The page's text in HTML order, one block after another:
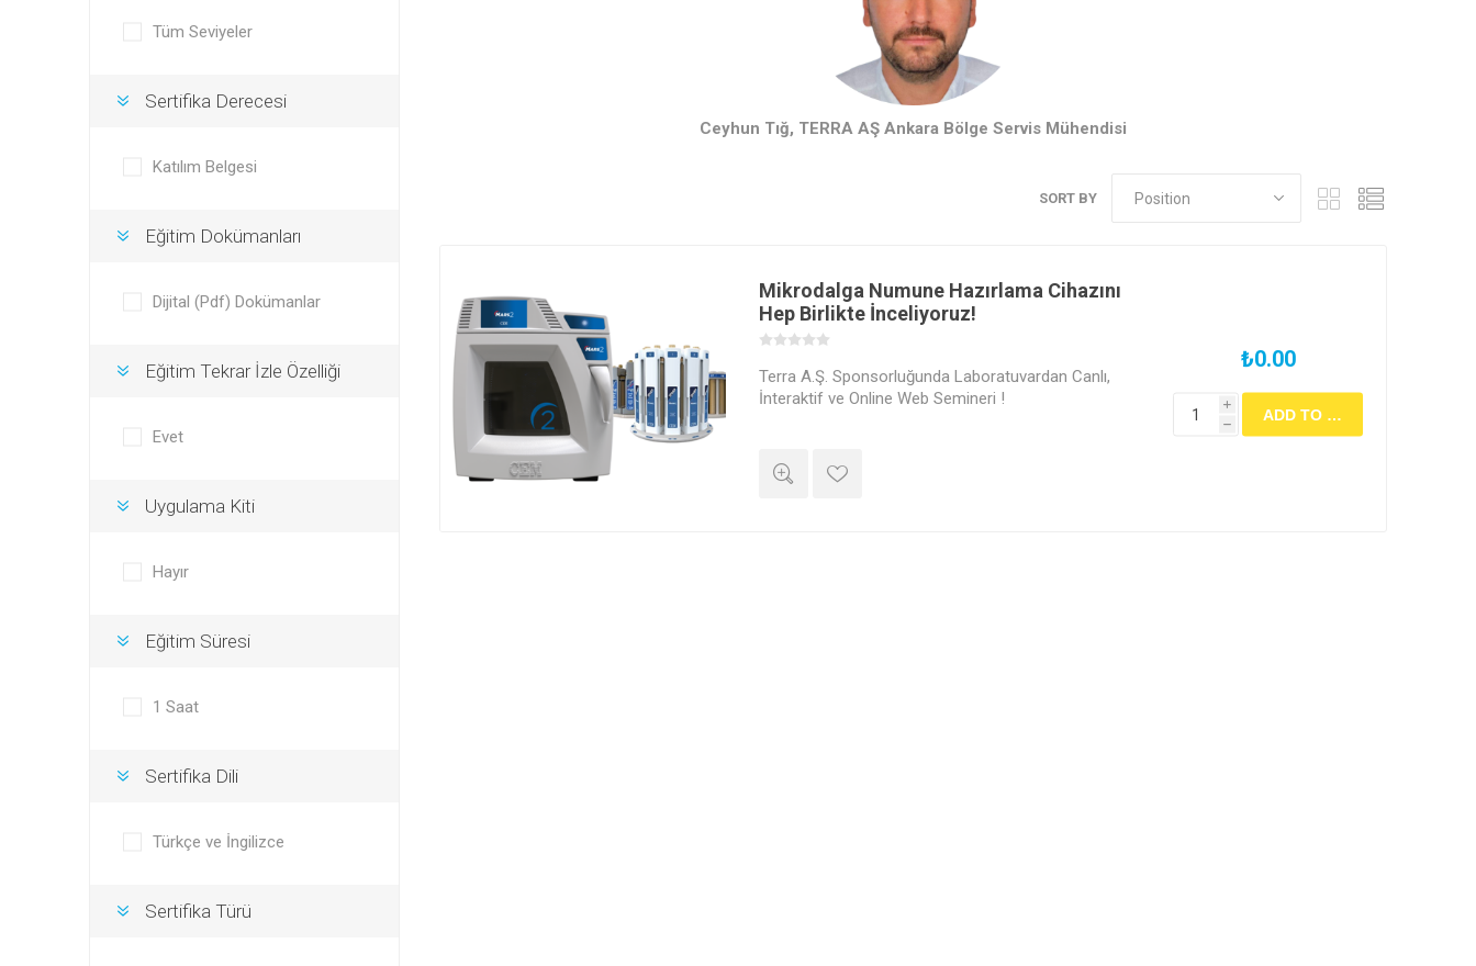
Ceyhun Tığ, TERRA AŞ Ankara Bölge Servis Mühendisi
SORT BY
Mikrodalga Numune Hazırlama Cihazını
Hep Birlikte İnceliyoruz!
Terra A.Ş. Sponsorluğunda Laboratuvardan Canlı,
İnteraktif ve Online Web Semineri !
₺0.00
i
h
Tüm Seviyeler
Sertifika Derecesi
Katılım Belgesi
Eğitim Dokümanları
Dijital (Pdf) Dokümanlar
Eğitim Tekrar İzle Özelliği
Evet
Uygulama Kiti
Hayır
Eğitim Süresi
1 Saat
Sertifika Dili
Türkçe ve İngilizce
Sertifika Türü